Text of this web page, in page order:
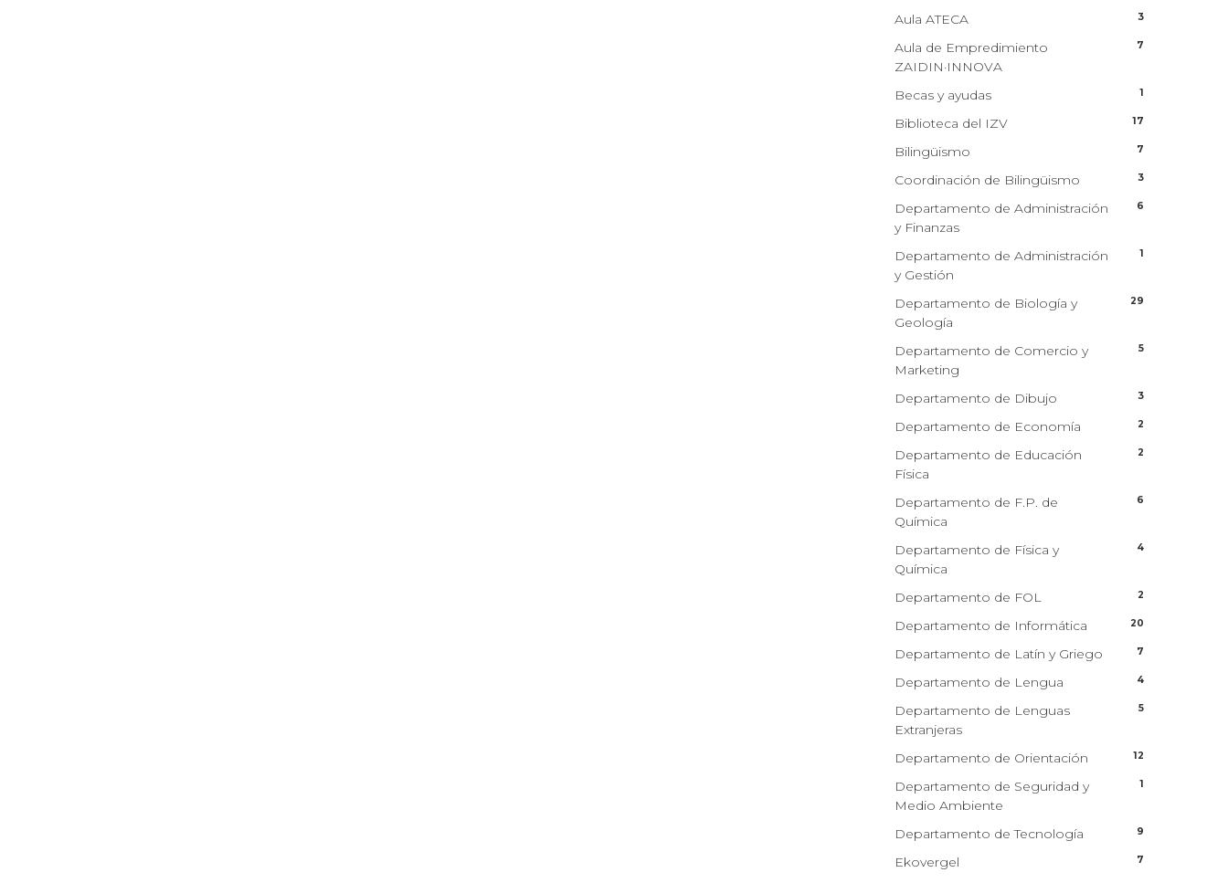
Aula ATECA 3
Aula de Empredimiento
ZAIDIN·INNOVA
7
Becas y ayudas 1
Biblioteca del IZV 17
Bilingüismo 7
Coordinación de Bilingüismo 3
Departamento de Administración
y Finanzas
6
Departamento de Administración
y Gestión
1
Departamento de Biología y
Geología
29
Departamento de Comercio y
Marketing
5
Departamento de Dibujo 3
Departamento de Economía 2
Departamento de Educación
Física
2
Departamento de F.P. de
Química
6
Departamento de Física y
Química
4
Departamento de FOL 2
Departamento de Informática 20
Departamento de Latín y Griego 7
Departamento de Lengua 4
Departamento de Lenguas
Extranjeras
5
Departamento de Orientación 12
Departamento de Seguridad y
Medio Ambiente
1
Departamento de Tecnología 9
Ekovergel 7